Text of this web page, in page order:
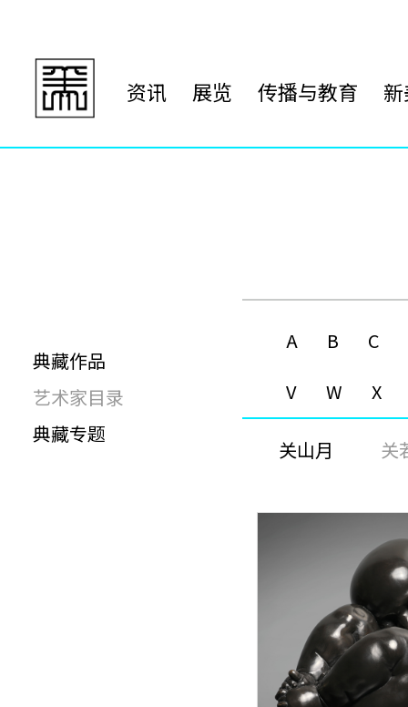
资讯 展览 传播与教育
典藏作品
艺术家目录
典藏专题
A B C
关山月 关
V W X